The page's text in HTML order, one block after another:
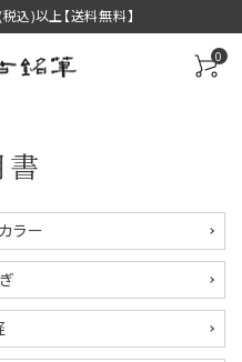
込)以上【送料無料】
0
登録
書
ラー